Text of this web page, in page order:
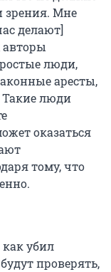
зрения. Мне
делают]
авторы
люди,
аресты,
Такие люди
оказаться
тому, что
убил
проверять,